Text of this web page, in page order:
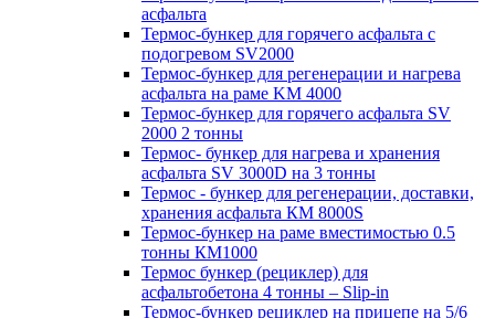
асфальта
Термос-бункер для горячего асфальта с
подогревом SV2000
Термос-бункер для регенерации и нагрева
асфальта на раме KM 4000
Термос-бункер для горячего асфальта SV
2000 2 тонны
Термос- бункер для нагрева и хранения
асфальта SV 3000D на 3 тонны
Термос - бункер для регенерации, доставки,
хранения асфальта КМ 8000S
Термос-бункер на раме вместимостью 0.5
тонны КМ1000
Термос бункер (рециклер) для
асфальтобетона 4 тонны – Slip-in
Термос-бункер рециклер на прицепе на 5/6